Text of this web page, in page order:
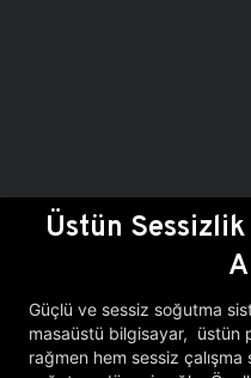
Üstün
Güçlü ve sessiz soğutma
masaüstü bilgisayar, üstün
rağmen hem sessiz